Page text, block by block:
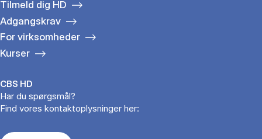
Tilmeld dig HD
Adgangskrav
For virksomheder
Kurser
CBS HD
Har du spørgsmål?
Find vores kontaktoplysninger her: